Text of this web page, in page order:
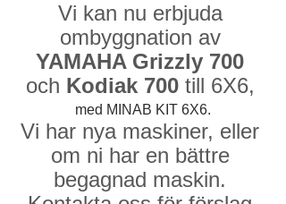
Vi kan nu erbjuda
ombyggnation av
YAMAHA Grizzly 700
och Kodiak 700 till 6X6,
med MINAB KIT 6X6.
Vi har nya maskiner, eller
om ni har en bättre
begagnad maskin.